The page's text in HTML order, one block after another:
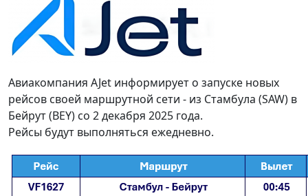
Авиакомпания AJet информирует о запуске новых
рейсов своей маршрутной сети - из Стамбула (SAW) в
Бейрут (BEY) со 2 декабря 2025 года.
Рейсы будут выполняться ежедневно.